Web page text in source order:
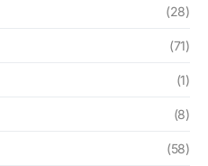
(28)
(71)
(1)
(8)
(58)